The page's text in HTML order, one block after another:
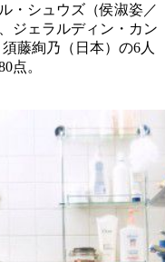
・シュウズ（侯淑姿／
ジェラルディン・カン
須藤絢乃（日本）の6人
点。